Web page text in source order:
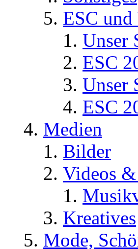
ESC und
Unser
ESC
Unser
ESC
Medien
Bilder
Videos
Kreatives
Mode,